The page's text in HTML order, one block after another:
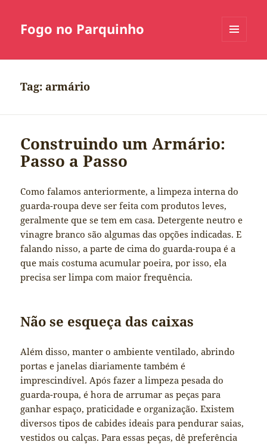
Fogo no Parquinho
Tag:armário
Construindo um Armário:
Passo a Passo
Como falamos anteriormente, a limpeza interna do
guarda-roupa deve ser feita com produtos leves,
geralmente que se tem em casa. Detergente neutro e
vinagre branco são algumas das opções indicadas. E
falando nisso, a parte de cima do guarda-roupa é a
que mais costuma acumular poeira, por isso, ela
precisa ser limpa com maior frequência.
Não se esqueça das caixas
Além disso, manter o ambiente ventilado, abrindo
portas e janelas diariamente também é
imprescindível. Após fazer a limpeza pesada do
guarda-roupa, é hora de arrumar as peças para
ganhar espaço, praticidade e organização. Existem
diversos tipos de cabides ideais para pendurar saias,
vestidos ou calças. Para essas peças, dê preferência